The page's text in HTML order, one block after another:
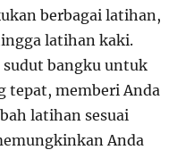
berbagai latihan,
latihan kaki.
sudut bangku untuk
tepat, memberi Anda
latihan sesuai
Anda